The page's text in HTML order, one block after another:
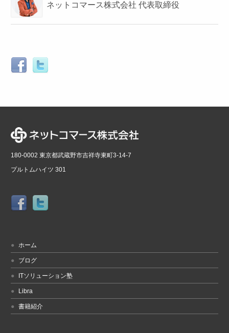
ネットコマース株式会社 代表取締役
180-0002 東京都武蔵野市吉祥寺東町3-14-7
プルトムハイツ 301
ホーム
ブログ
ITソリューション塾
Libra
書籍紹介